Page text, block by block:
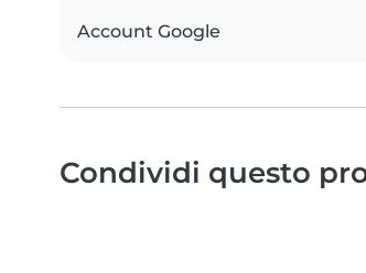
Account Google
Condividi questo